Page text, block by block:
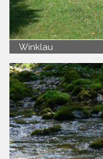
Winklau